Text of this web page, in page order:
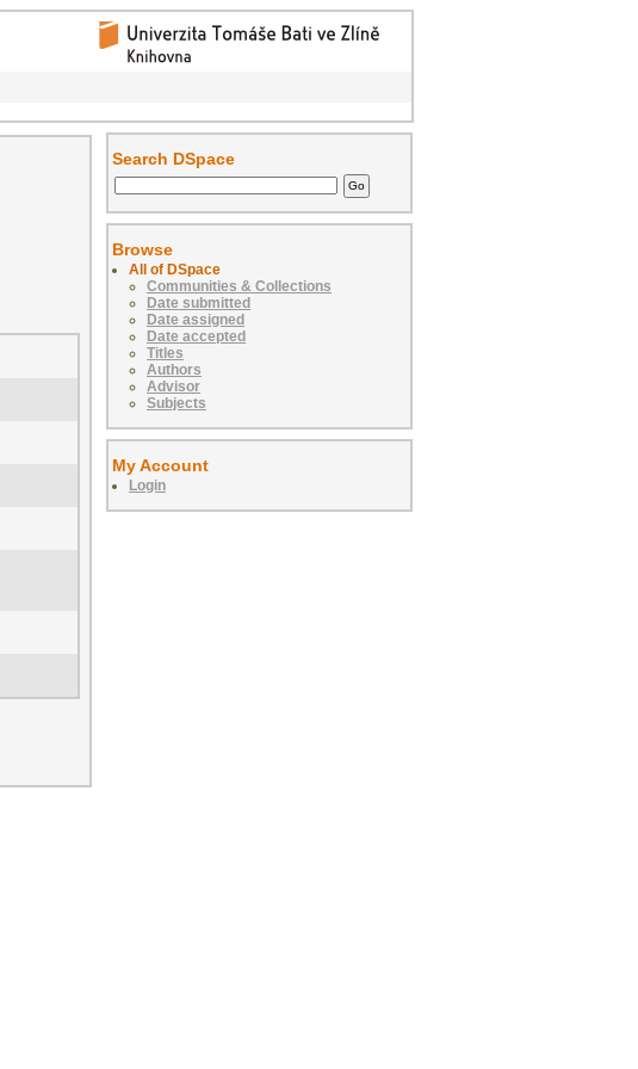
Search DSpace
Browse
All of DSpace
Communities & Collections
Date submitted
Date assigned
Date accepted
Titles
Authors
Advisor
Subjects
My Account
Login